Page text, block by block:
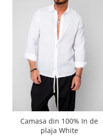
Camasa din 100% In de
plaja White